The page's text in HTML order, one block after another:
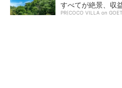
すべてが絶景、収
PR(COCO VILLA on